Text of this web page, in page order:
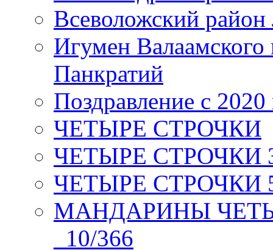
Всеволожский район
Игумен
Панкратий
Поздравление с 2020
ЧЕТЫРЕ СТРОЧКИ
ЧЕТЫРЕ СТРОЧКИ 3
ЧЕТЫРЕ СТРОЧКИ 5
МАНДАРИНЫ
_10/366